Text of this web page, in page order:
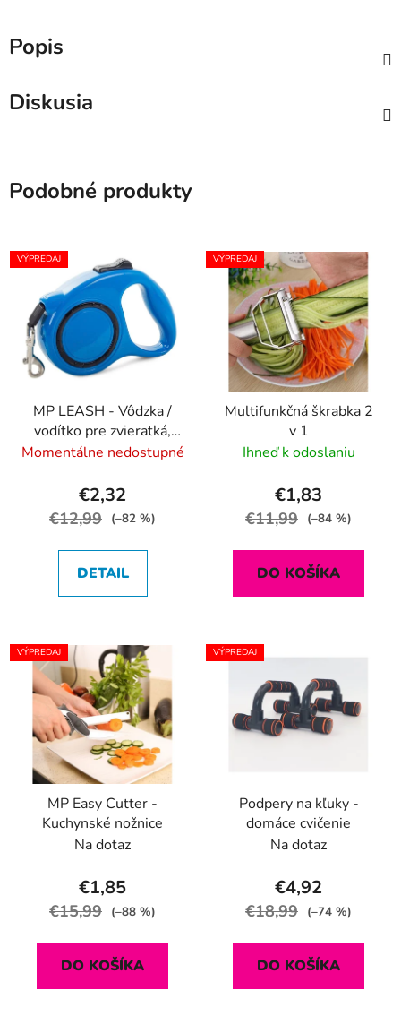
Popis
Diskusia
Podobné produkty
VÝPREDAJ
MP LEASH - Vôdzka /
vodítko pre zvieratká,
dĺžka 5m, nosnosť 15kg
Momentálne nedostupné
€2,32
€12,99 (–82 %)
DETAIL
VÝPREDAJ
Multifunkčná škrabka 2
v 1
Ihneď k odoslaniu
€1,83
€11,99 (–84 %)
DO KOŠÍKA
VÝPREDAJ
MP Easy Cutter -
Kuchynské nožnice
Na dotaz
€1,85
€15,99 (–88 %)
DO KOŠÍKA
VÝPREDAJ
Podpery na kľuky -
domáce cvičenie
Na dotaz
€4,92
€18,99 (–74 %)
DO KOŠÍKA